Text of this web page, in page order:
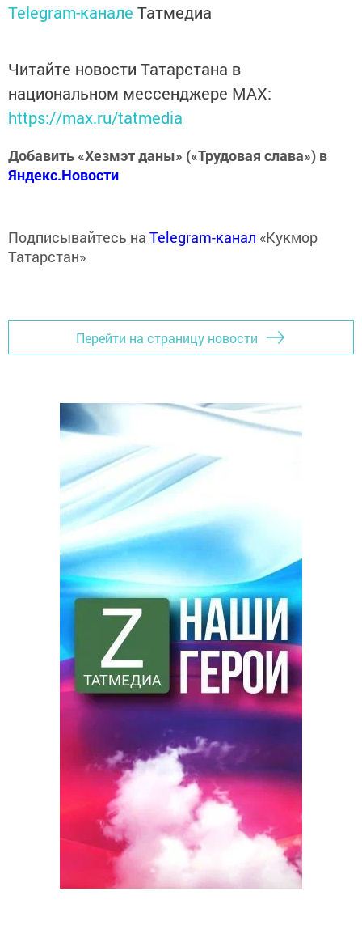
Telegram-канале Татмедиа
Читайте новости Татарстана в
национальном мессенджере MАХ:
https://max.ru/tatmedia
Добавить «Хезмэт даны» («Трудовая слава») в
Яндекс.Новости
Подписывайтесь на Telegram-канал «Кукмор
Татарстан»
Перейти на страницу новости